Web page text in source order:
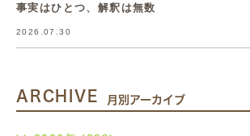
事実はひとつ、解釈は無数
2026.07.30
ARCHIVE 月別アーカイブ